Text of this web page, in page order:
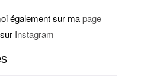
également sur mapage
Instagram